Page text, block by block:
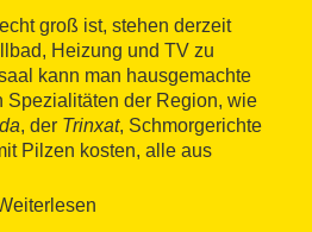
groß ist, stehen derzeit
Heizung und TV zu
kann man hausgemachte
Spezialitäten der Region, wie
, der Trinxat, Schmorgerichte
Pilzen kosten, alle aus